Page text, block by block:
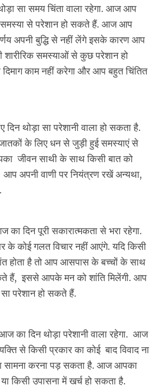
सा समय चिंता वाला रहेगा. आज आप
से परेशान हो सकते हैं. आज आप
अपनी बुद्धि से नहीं लेंगे इसके कारण आप
समस्याओं से कुछ परेशान हो
काम नहीं करेगा और आप बहुत चिंतित
थोड़ा सा परेशानी वाला हो सकता है.
के लिए धन से जुड़ी हुई समस्याएं से
जीवन साथी के साथ किसी बात को
आप अपनी वाणी पर नियंत्रण रखें अन्यथा,
दिन पूरी सकारात्मकता से भरा रहेगा.
कोई गलत विचार नहीं आएंगे. यदि किसी
होता है तो आप आसपास के बच्चों के साथ
हैं, इससे आपके मन को शांति मिलेंगी. आप
परेशान हो सकते हैं.
का दिन थोड़ा परेशानी वाला रहेगा. आज
से किसी प्रकार का कोई बाद विवाद ना
सामना करना पड़ सकता है. आज आपका
किसी उपासना में खर्च हो सकता है.